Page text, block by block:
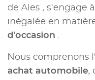
de Ales , s'engage
inégalée en
d'occasion .
Nous comprenons
achat automobile,